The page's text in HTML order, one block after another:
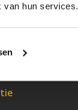
van hun services.